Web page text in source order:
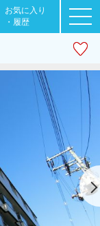
お気に入り
・履歴